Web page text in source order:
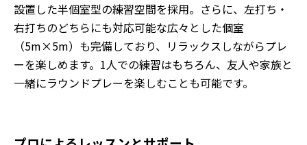
設置した半個室型の練習空間を採用。さらに、左打ち・
右打ちのどちらにも対応可能な広々とした個室
（5m×5m）も完備しており、リラックスしながらプレ
ーを楽しめます。1人での練習はもちろん、友人や家族と
一緒にラウンドプレーを楽しむことも可能です。